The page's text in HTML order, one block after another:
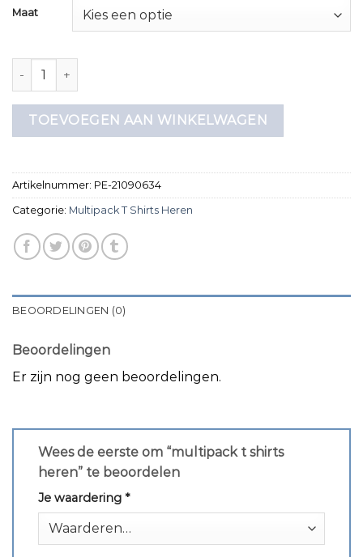
Maat
multipack t shirts heren aantal
TOEVOEGEN AAN WINKELWAGEN
Artikelnummer: PE-21090634
Categorie: Multipack T Shirts Heren
BEOORDELINGEN (0)
Beoordelingen
Er zijn nog geen beoordelingen.
Wees de eerste om “multipack t shirts
heren” te beoordelen
Je waardering *